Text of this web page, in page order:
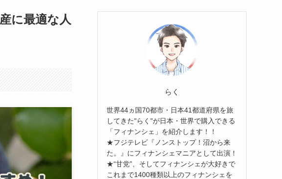
に最適な人
らく
世界44ヵ国70都市・日本41都道府県を旅
してきた"らく"が日本・世界で購入できる
「フィナンシェ」を紹介します！！
★フジテレビ『ノンストップ！沼から来
た。』にフィナンシェマニアとして出演！
★“甘党”、そしてフィナンシェが大好きで
これまで1400種類以上のフィナンシェを